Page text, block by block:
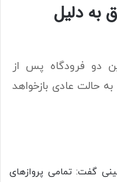
به دلیل
دو فرودگاه پس از
حالت عادی بازخواهد
گفت: تمامی پرواز‌های